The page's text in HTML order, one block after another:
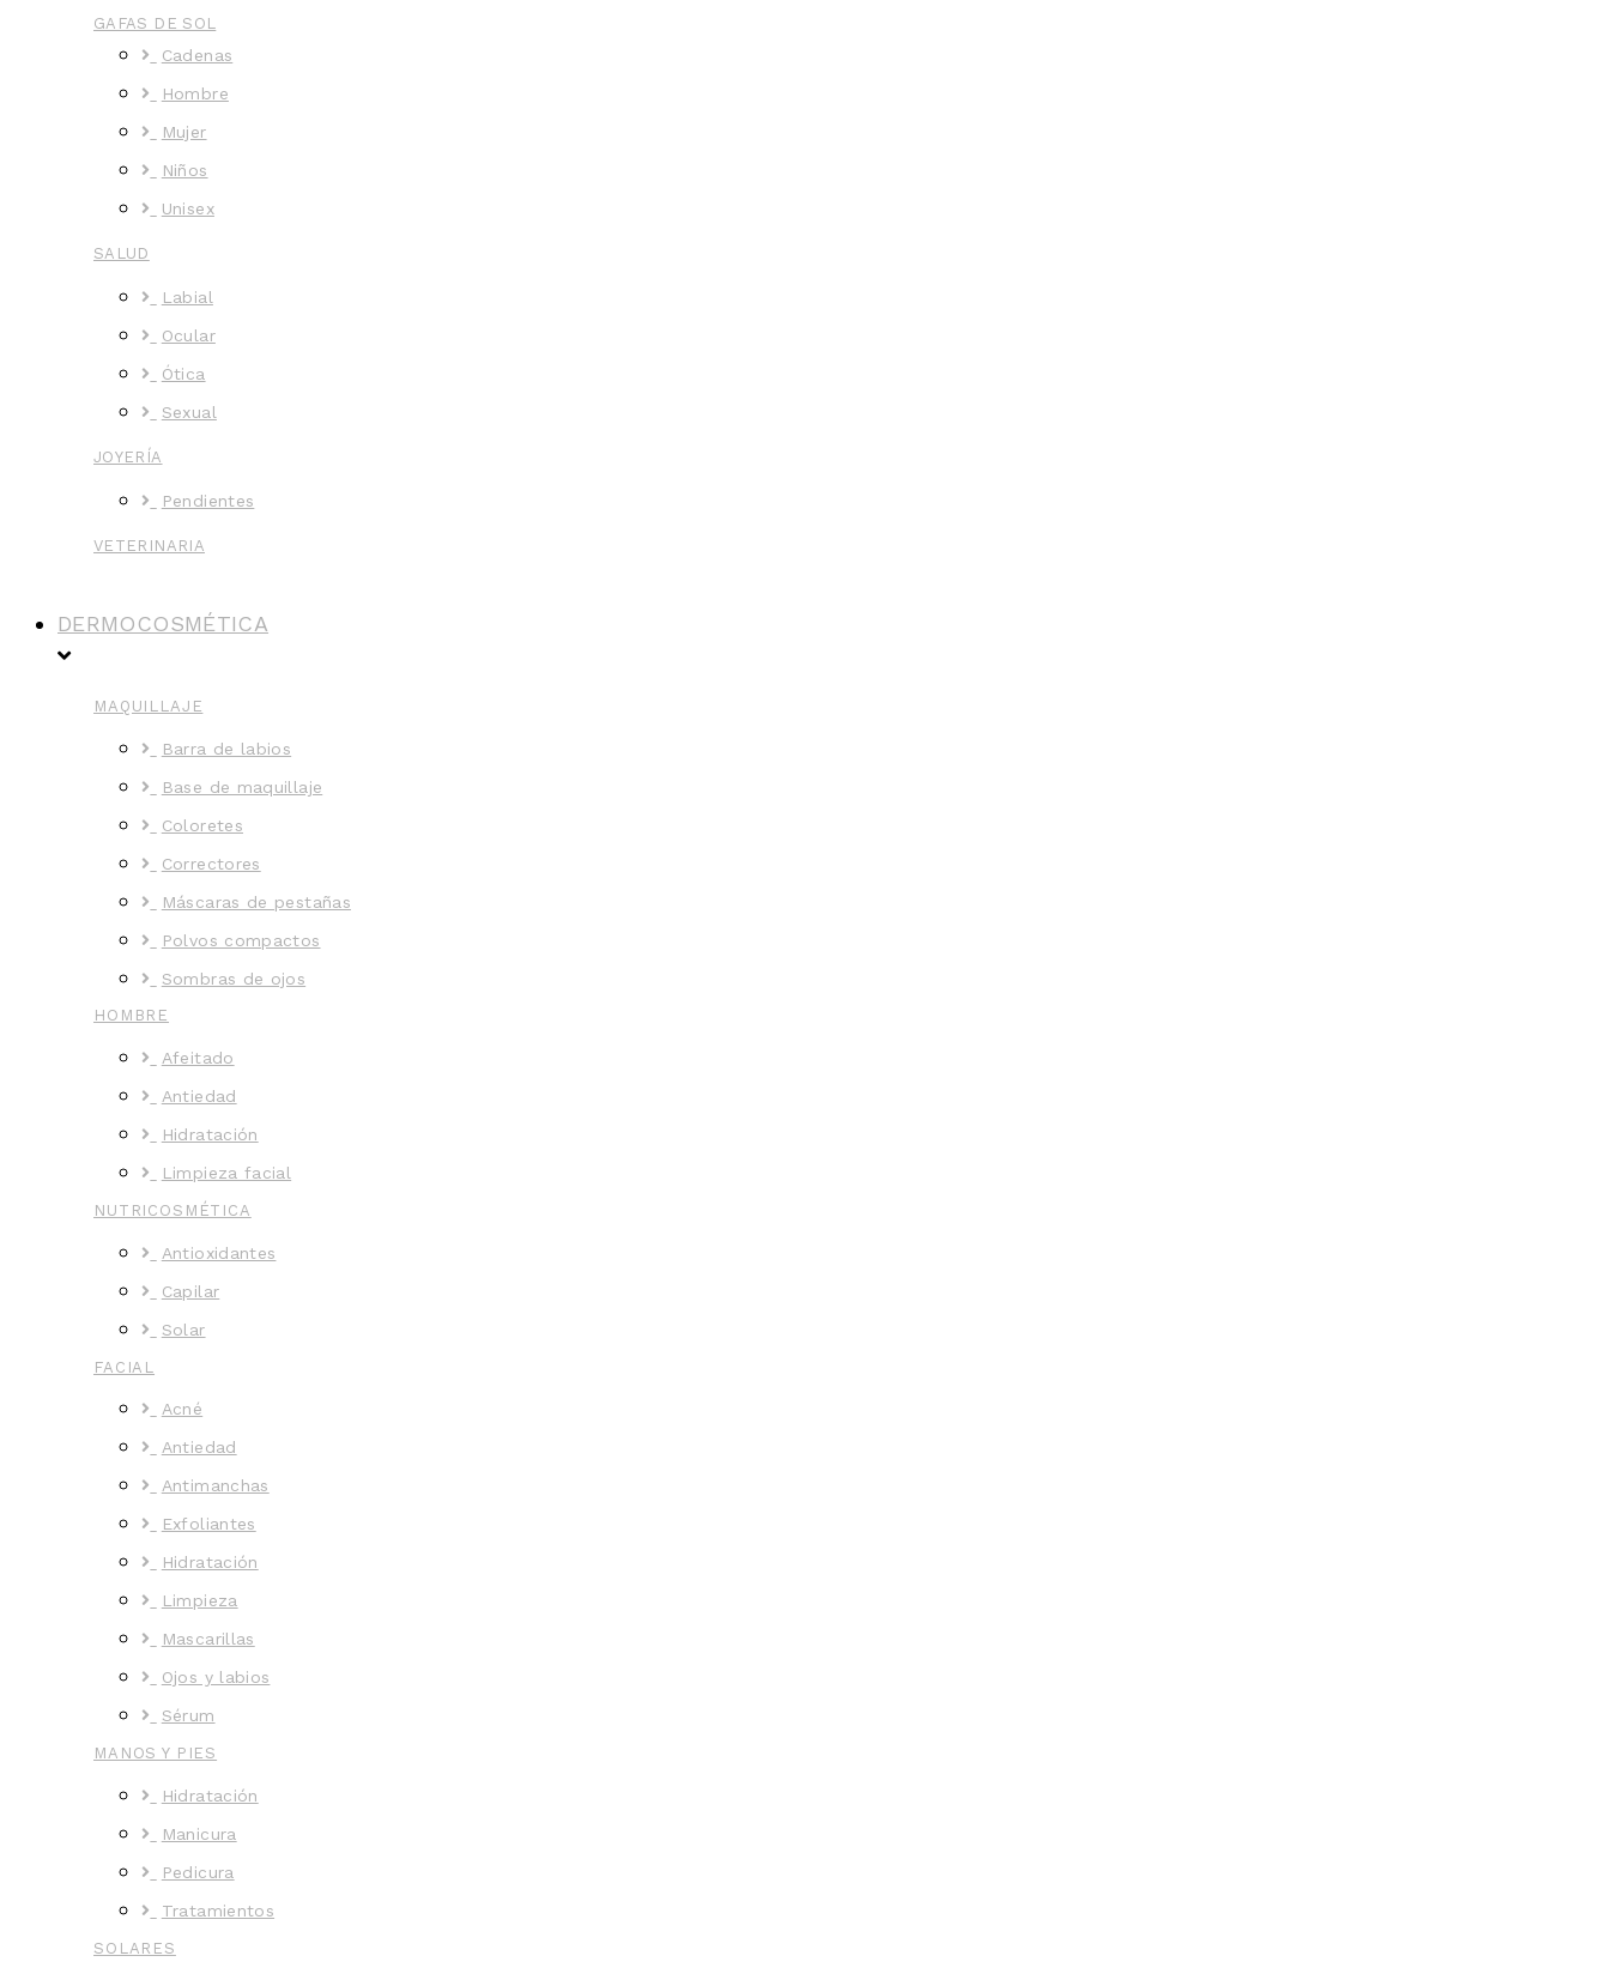
GAFAS DE SOL
Cadenas
Hombre
Mujer
Niños
Unisex
SALUD
Labial
Ocular
Ótica
Sexual
JOYERÍA
Pendientes
VETERINARIA
DERMOCOSMÉTICA
MAQUILLAJE
Barra de labios
Base de maquillaje
Coloretes
Correctores
Máscaras de pestañas
Polvos compactos
Sombras de ojos
HOMBRE
Afeitado
Antiedad
Hidratación
Limpieza facial
NUTRICOSMÉTICA
Antioxidantes
Capilar
Solar
FACIAL
Acné
Antiedad
Antimanchas
Exfoliantes
Hidratación
Limpieza
Mascarillas
Ojos y labios
Sérum
MANOS Y PIES
Hidratación
Manicura
Pedicura
Tratamientos
SOLARES